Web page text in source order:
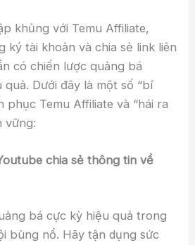
khủng với Temu Affiliate,
ký tài khoản và chia sẻ link liên
có chiến lược quảng bá
Dưới đây là một số “bí
phục Temu Affiliate và “hái ra
vững:
chia sẻ thông tin về
bá cực kỳ hiệu quả trong
bùng nổ. Hãy tận dụng sức